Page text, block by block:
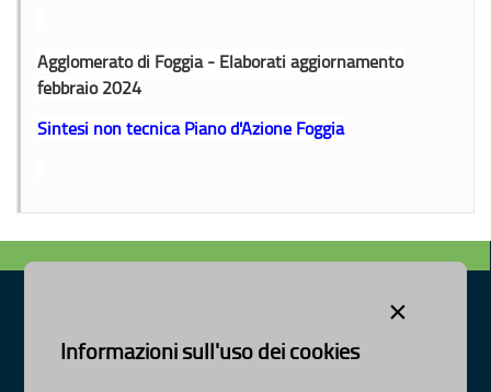
×
Informazioni sull'uso dei cookies
Agglomerato di Foggia - Elaborati aggiornamento
febbraio 2024
Sintesi non tecnica Piano d'Azione Foggia
Dipartimento Ambiente, Paesaggio e Qualità Urbana